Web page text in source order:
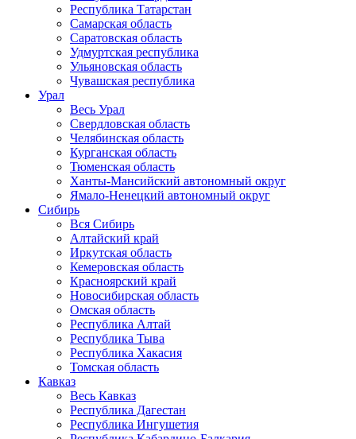
Республика Татарстан
Самарская область
Саратовская область
Удмуртская республика
Ульяновская область
Чувашская республика
Урал
Весь Урал
Свердловская область
Челябинская область
Курганская область
Тюменская область
Ханты-Мансийский автономный округ
Ямало-Ненецкий автономный округ
Сибирь
Вся Сибирь
Алтайский край
Иркутская область
Кемеровская область
Красноярский край
Новосибирская область
Омская область
Республика Алтай
Республика Тыва
Республика Хакасия
Томская область
Кавказ
Весь Кавказ
Республика Дагестан
Республика Ингушетия